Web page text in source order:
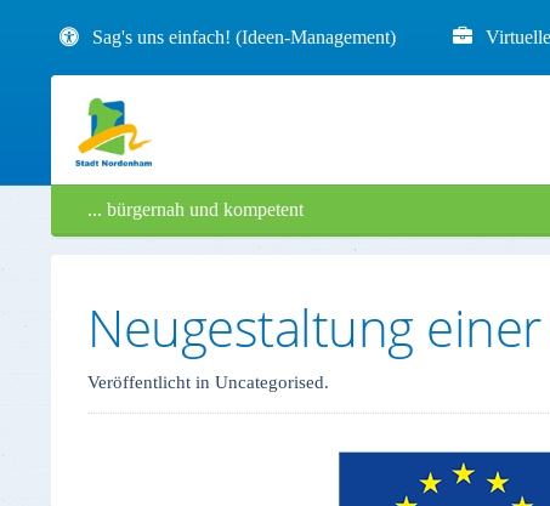
Sag's uns einfach! (Ideen-Management)
... bürgernah und kompetent
Neugestaltung
Veröffentlicht in Uncategorised.